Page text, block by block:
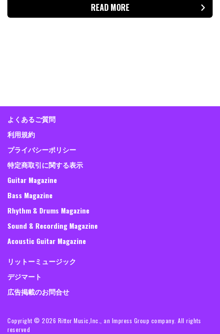
READ MORE
よくあるご質問
利用規約
プライバシーポリシー
特定商取引に関する表示
Guitar Magazine
Bass Magazine
Rhythm & Drums Magazine
Sound & Recording Magazine
Acoustic Guitar Magazine
リットーミュージック
デジマート
広告掲載のお問合せ
Copyright © 2026 Rittor Music,Inc., an Impress Group company. All rights
reserved